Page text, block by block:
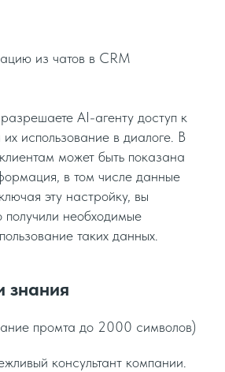
из чатов в CRM
AI-агенту доступ к
использование в диалоге. В
может быть показана
в том числе данные
эту настройку, вы
получили необходимые
таких данных.
знания
промта до 2000 символов)
консультант компании.